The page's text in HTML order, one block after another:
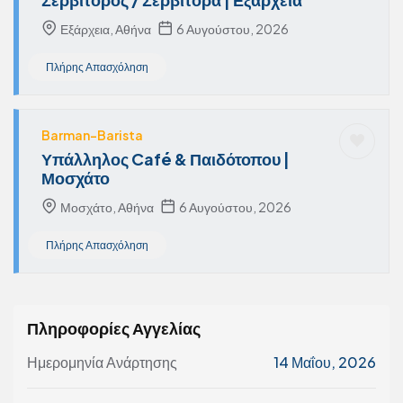
Εξάρχεια, Αθήνα 6 Αυγούστου, 2026
Πλήρης Απασχόληση
Barman-Barista
Υπάλληλος Café & Παιδότοπου |
Μοσχάτο
Μοσχάτο, Αθήνα 6 Αυγούστου, 2026
Πλήρης Απασχόληση
Πληροφορίες Αγγελίας
Ημερομηνία Ανάρτησης 14 Μαΐου, 2026